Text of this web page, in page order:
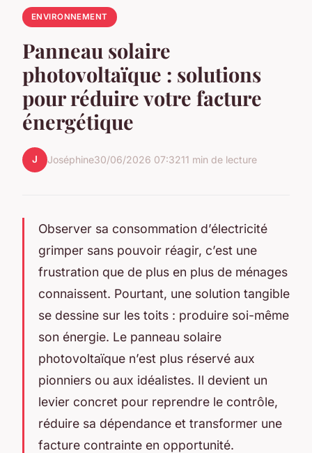
ENVIRONNEMENT
Panneau solaire
photovoltaïque : solutions
pour réduire votre facture
énergétique
J Joséphine30/06/2026 07:3211 min de lecture
Observer sa consommation d’électricité
grimper sans pouvoir réagir, c’est une
frustration que de plus en plus de ménages
connaissent. Pourtant, une solution tangible
se dessine sur les toits : produire soi-même
son énergie. Le panneau solaire
photovoltaïque n’est plus réservé aux
pionniers ou aux idéalistes. Il devient un
levier concret pour reprendre le contrôle,
réduire sa dépendance et transformer une
facture contrainte en opportunité.